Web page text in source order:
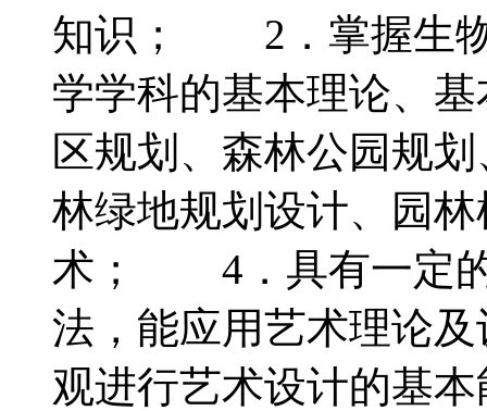
知识； 2．掌握生物
学学科的基本理论、
区规划、森林公园规
林绿地规划设计、园
术； 4．具有一定的
法，能应用艺术理论
观进行艺术设计的基